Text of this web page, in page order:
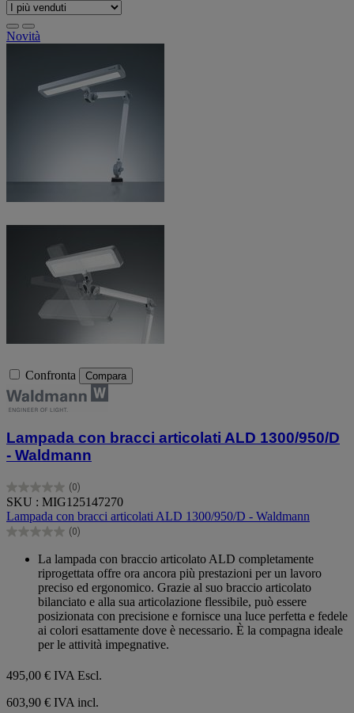
Novità
Confronta Compara
Lampada con bracci articolati ALD 1300/950/D
- Waldmann
(0)
0.0
su
5
stelle.
SKU : MIG125147270
Lampada con bracci articolati ALD 1300/950/D - Waldmann
(0)
0.0
La lampada con braccio articolato ALD completamente
riprogettata offre ora ancora più prestazioni per un lavoro
preciso ed ergonomico. Grazie al suo braccio articolato
bilanciato e alla sua articolazione flessibile, può essere
posizionata con precisione e fornisce una luce perfetta e fedele
ai colori esattamente dove è necessario. È la compagna ideale
per le attività impegnative.
495,00 € IVA Escl.
603,90 € IVA incl.